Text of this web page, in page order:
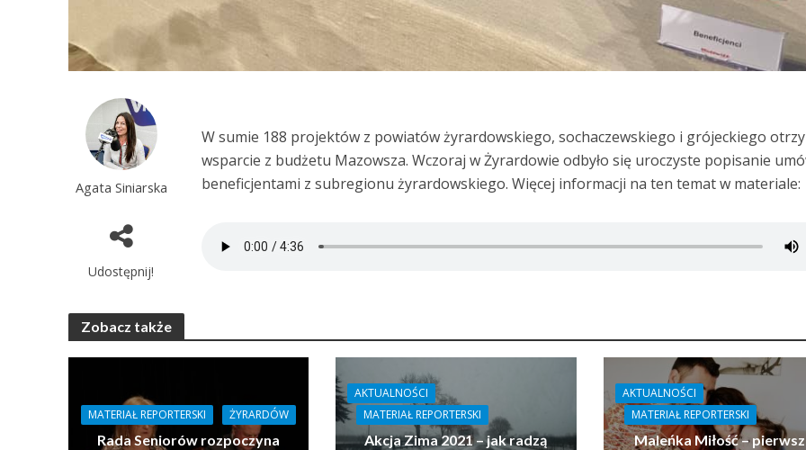
Agata Siniarska
Udostępnij!
W sumie 188 projektów z powiatów żyrardowskiego, sochaczewskiego i grójeckiego
wsparcie z budżetu Mazowsza. Wczoraj w Żyrardowie odbyło się uroczyste popisanie
beneficjentami z subregionu żyrardowskiego. Więcej informacji na ten temat w materiale:
Zobacz także
MATERIAŁ REPORTERSKI ŻYRARDÓW
Rada Seniorów rozpoczyna
AKTUALNOŚCI
MATERIAŁ REPORTERSKI
Akcja Zima 2021 – jak radzą
AKTUALNOŚCI
MATERIAŁ REPORTERSKI
Maleńka Miłość –